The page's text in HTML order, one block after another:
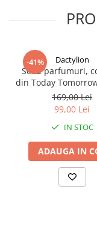
-41% Dactylion
Set 2 parfumuri,
din Today
& Little Black Dress
accesorii păr –
specială 99 lei
169,00 Lei
99,00 Lei
IN STOC
ADAUGA IN